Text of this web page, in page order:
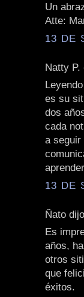
Un
Atte:
13 DE
Natty P.
es su
dos
cada
a seguir
13 DE
Ñato
Es
años,
otros
que
éxitos.